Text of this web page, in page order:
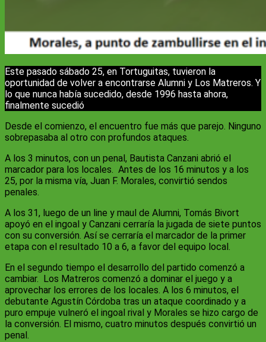
Este pasado sábado 25, en Tortuguitas, tuvieron la
oportunidad de volver a encontrarse Alumni y Los Matreros. Y
lo que nunca había sucedido, desde 1996 hasta ahora,
finalmente sucedió
Desde el comienzo, el encuentro fue más que parejo. Ninguno
sobrepasaba al otro con profundos ataques.
A los 3 minutos, con un penal, Bautista Canzani abrió el
marcador para los locales. Antes de los 16 minutos y a los
25, por la misma vía, Juan F. Morales, convirtió sendos
penales.
A los 31, luego de un line y maul de Alumni, Tomás Bivort
apoyó en el ingoal y Canzani cerraría la jugada de siete puntos
con su conversión. Así se cerraría el marcador de la primer
etapa con el resultado 10 a 6, a favor del equipo local.
En el segundo tiempo el desarrollo del partido comenzó a
cambiar. Los Matreros comenzó a dominar el juego y a
aprovechar los errores de los locales. A los 6 minutos, el
debutante Agustín Córdoba tras un ataque coordinado y a
puro empuje vulneró el ingoal rival y Morales se hizo cargo de
la conversión. El mismo, cuatro minutos después convirtió un
penal.